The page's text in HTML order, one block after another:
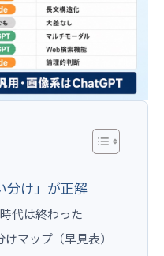
分け」が正解
代は終わった
マップ（早見表）